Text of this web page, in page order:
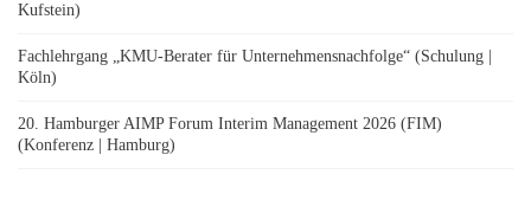
Kufstein)
Fachlehrgang „KMU-Berater für Unternehmensnachfolge“ (Schulung |
Köln)
20. Hamburger AIMP Forum Interim Management 2026 (FIM)
(Konferenz | Hamburg)